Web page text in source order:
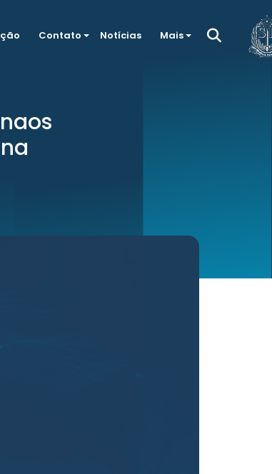
Contato Notícias Mais